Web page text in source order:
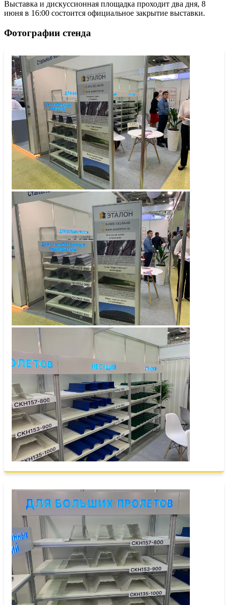
Выставка и дискуссионная площадка проходит два дня, 8
июня в 16:00 состоится официальное закрытие выставки.
Фотографии стенда